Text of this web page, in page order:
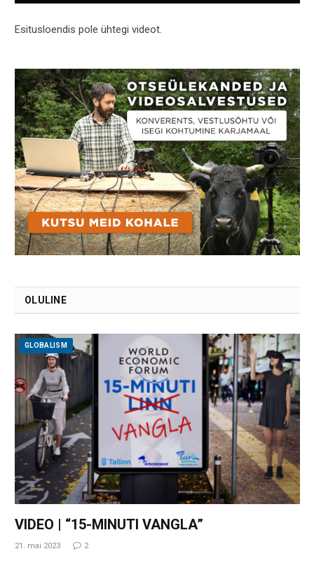
Esitusloendis pole ühtegi videot.
OLULINE
GLOBALISM
VIDEO | “15-MINUTI VANGLA”
21. mai 2023 2